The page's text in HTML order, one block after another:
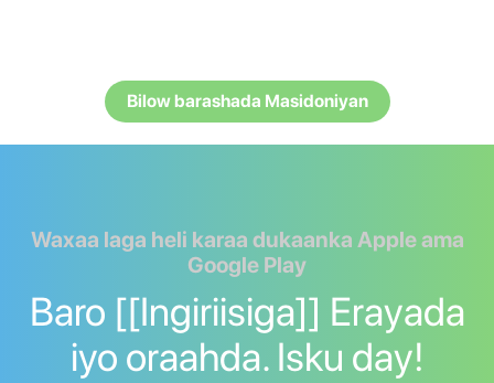
Bilow barashada Masidoniyan
Waxaa laga heli karaa dukaanka Apple ama
Google Play
Baro [[Ingiriisiga]] Erayada
iyo oraahda. Isku day!